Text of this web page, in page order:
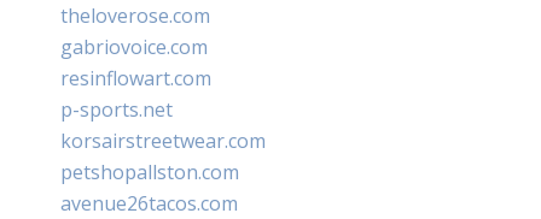
theloverose.com
gabriovoice.com
resinflowart.com
p-sports.net
korsairstreetwear.com
petshopallston.com
avenue26tacos.com